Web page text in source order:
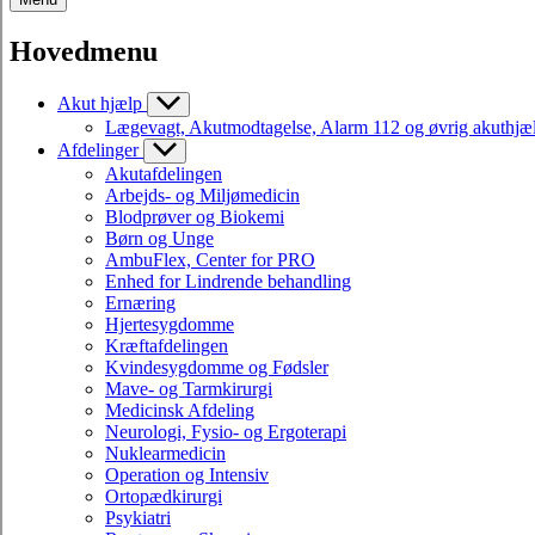
Hovedmenu
Akut hjælp
Lægevagt, Akutmodtagelse, Alarm 112 og øvrig
Afdelinger
Akutafdelingen
Arbejds- og Miljømedicin
Blodprøver og Biokemi
Børn og Unge
AmbuFlex, Center for PRO
Enhed for Lindrende behandling
Ernæring
Hjertesygdomme
Kræftafdelingen
Kvindesygdomme og Fødsler
Mave- og Tarmkirurgi
Medicinsk Afdeling
Neurologi, Fysio- og Ergoterapi
Nuklearmedicin
Operation og Intensiv
Ortopædkirurgi
Psykiatri